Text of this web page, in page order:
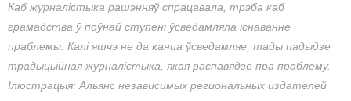
Каб журналістыка рашэнняў спрацавала, трэба каб
грамадства ў поўнай ступені ўсведамляла існаванне
праблемы. Калі яшчэ не да канца ўсведамляе, тады падыдзе
традыцыйная журналістыка, якая распавядзе пра праблему.
Ілюстрацыя: Альянс независимых региональных издателей